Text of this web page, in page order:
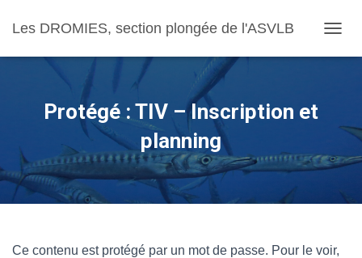
Les DROMIES, section plongée de l'ASVLB
Protégé : TIV – Inscription et
planning
Ce contenu est protégé par un mot de passe. Pour le voir,